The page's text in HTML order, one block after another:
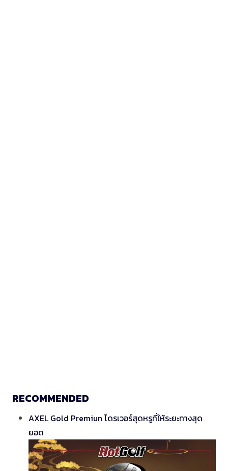
RECOMMENDED
AXEL Gold Premiun ไดรเวอร์สุดหรูที่ให้ระยะทางสุด
ยอด